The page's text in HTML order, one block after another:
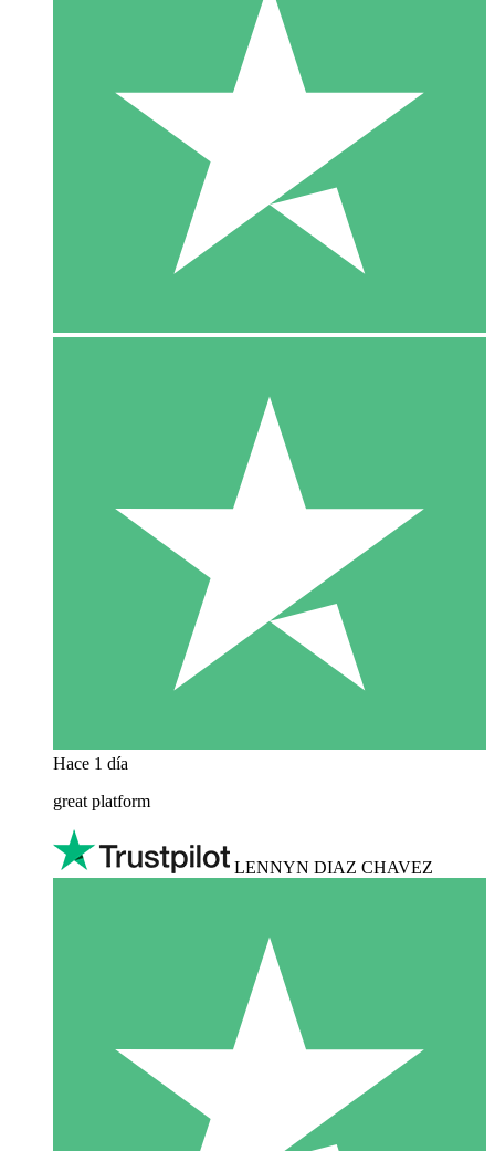
Hace 1 día
great platform
LENNYN DIAZ CHAVEZ